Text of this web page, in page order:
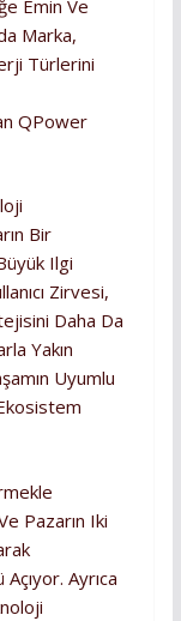
Emin Ve
Marka,
Türlerini
QPower
Bir
Ilgi
Zirvesi,
Daha Da
Yakın
Uyumlu
Pazarın Iki
Ayrıca